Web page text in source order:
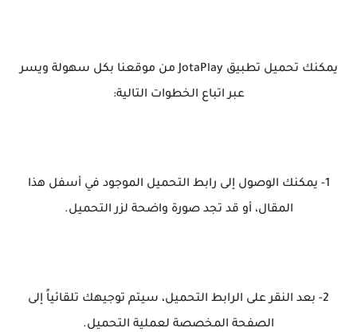
يمكنك تحميل تطبيق JotaPlay من موقعنا بكل سهولة ويسر
عبر اتباع الخطوات التالية:
1- يمكنك الوصول إلى رابط التحميل الموجود في أسفل هذا
المقال، أو قد تجد صورة واضحة لزر التحميل.
2- بعد النقر على الرابط التحميل، سيتم توجيهك تلقائياً إلى
الصفحة المخصصة لعملية التحميل.